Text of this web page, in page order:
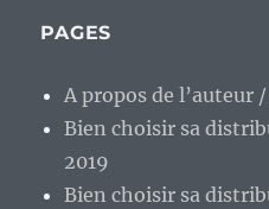
PAGES
A propos de l’auteur
Bien choisir sa
2019
Bien choisir sa